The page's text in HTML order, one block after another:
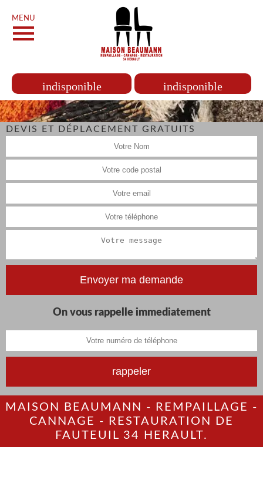
MENU
indisponible indisponible
DEVIS ET DÉPLACEMENT GRATUITS
On vous rappelle immediatement
MAISON BEAUMANN - REMPAILLAGE -
CANNAGE - RESTAURATION DE
FAUTEUIL 34 HERAULT.